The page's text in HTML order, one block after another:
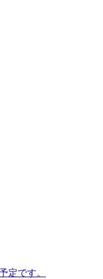
定です。